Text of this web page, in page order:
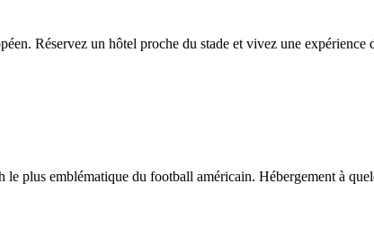
Réservez un hôtel proche du stade et vivez une expérience
plus emblématique du football américain. Hébergement à